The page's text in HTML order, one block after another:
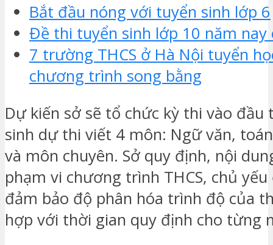
Bắt đầu nóng với tuyển sinh lớp 6
Đề thi tuyển sinh lớp 10 năm nay
7 trường THCS ở Hà Nội tuyển
chương trình song bằng
Dự kiến sở sẽ tổ chức kỳ thi vào đầu
sinh dự thi viết 4 môn: Ngữ văn,
và môn chuyên. Sở quy định, nội
phạm vi chương trình THCS, chủ
đảm bảo độ phân hóa trình độ của
hợp với thời gian quy định cho từng